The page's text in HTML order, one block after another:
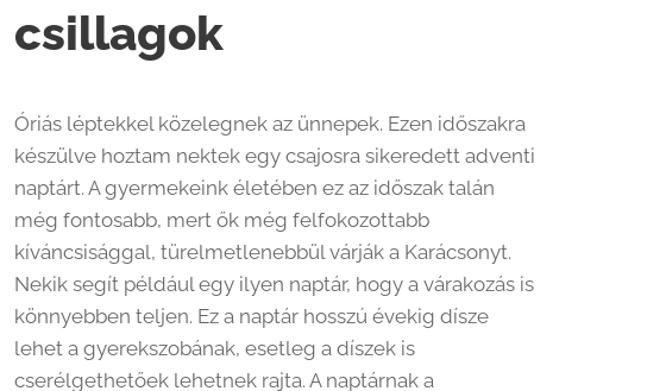
csillagok
Óriás léptekkel közelegnek az ünnepek. Ezen időszakra
készülve hoztam nektek egy csajosra sikeredett adventi
naptárt. A gyermekeink életében ez az időszak talán
még fontosabb, mert ők még felfokozottabb
kíváncsisággal, türelmetlenebbül várják a Karácsonyt.
Nekik segít például egy ilyen naptár, hogy a várakozás is
könnyebben teljen. Ez a naptár hosszú évekig dísze
lehet a gyerekszobának, esetleg a díszek is
cserélgethetőek lehetnek rajta. A naptárnak a